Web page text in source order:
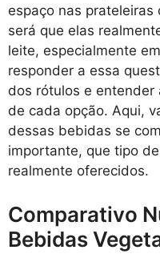
espaço nas
será que elas
leite, especialmente
responder a essa
dos rótulos e entender
de cada opção. Aqui,
dessas bebidas se
importante, que tipo
realmente oferecidos.
Comparativo
Bebidas